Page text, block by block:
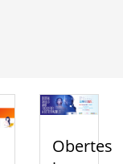
Obertes